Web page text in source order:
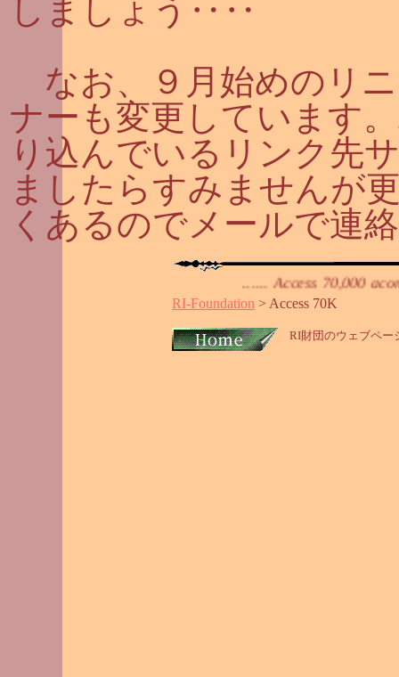
しましょう‥‥
なお、９月始めのリ
ナーも変更しています
り込んでいるリンク先
ましたらすみませんが
くあるのでメールで連
...... Access
RI-Foundation > Access 70K
RI財団のウェブペー